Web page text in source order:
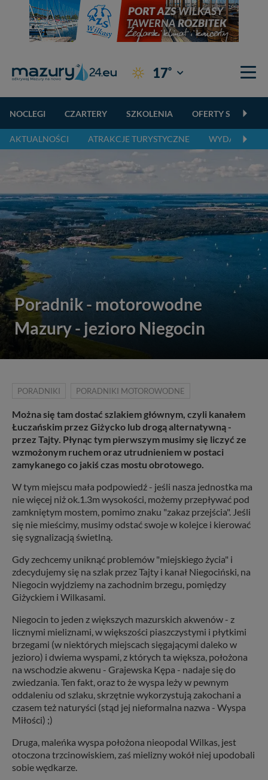
17° Giżycko
NOCLEGI CZARTERY SZKOLENIA OFERTY
AKTUALNOŚCI ATRAKCJE TURYSTYCZNE WYDARZENIA
Poradnik - motorowodne
Mazury - jezioro Niegocin
PORADNIKI PORADNIKI MOTOROWODNE
Można się tam dostać szlakiem głównym, czyli kanałem
Łuczańskim przez Giżycko lub drogą alternatywną -
przez Tajty. Płynąc tym pierwszym musimy się liczyć ze
wzmożonym ruchem oraz utrudnieniem w postaci
zamykanego co jakiś czas mostu obrotowego.
W tym miejscu mała podpowiedź - jeśli nasza jednostka ma
nie więcej niż ok.1.3m wysokości, możemy przepływać pod
zamkniętym mostem, pomimo znaku "zakaz przejścia". Jeśli
się nie mieścimy, musimy odstać swoje w kolejce i kierować
się sygnalizacją świetlną.
Gdy zechcemy uniknąć problemów "miejskiego życia" i
zdecydujemy się na szlak przez Tajty i kanał Niegociński, na
Niegocin wyjdziemy na zachodnim brzegu, pomiędzy
Giżyckiem i Wilkasami.
Niegocin to jeden z większych mazurskich akwenów - z
licznymi mieliznami, w większości piaszczystymi i płytkimi
brzegami (w niektórych miejscach sięgającymi daleko w
jezioro) i dwiema wyspami, z których ta większa, położona
na wschodzie akwenu - Grajewska Kępa - nadaje się do
zwiedzania. Ten fakt, oraz to że wyspa leży w pewnym
oddaleniu od szlaku, skrzętnie wykorzystują zakochani a
czasem też naturyści (stąd jej nieformalna nazwa - Wyspa
Miłości) ;)
Druga, maleńka wyspa położona nieopodal Wilkas, jest
otoczona trzcinowiskiem, zaś mielizny wokół niej upodobali
sobie wędkarze.